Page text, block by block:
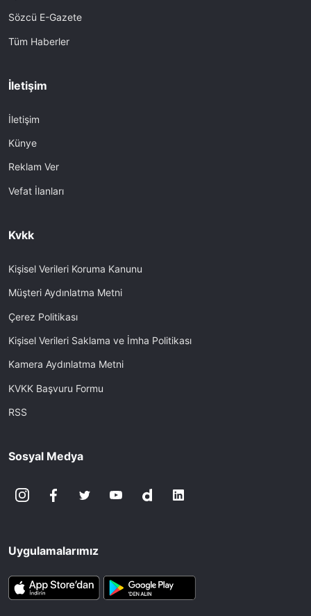
Sözcü E-Gazete
Tüm Haberler
İletişim
İletişim
Künye
Reklam Ver
Vefat İlanları
Kvkk
Kişisel Verileri Koruma Kanunu
Müşteri Aydınlatma Metni
Çerez Politikası
Kişisel Verileri Saklama ve İmha Politikası
Kamera Aydınlatma Metni
KVKK Başvuru Formu
RSS
Sosyal Medya
Uygulamalarımız